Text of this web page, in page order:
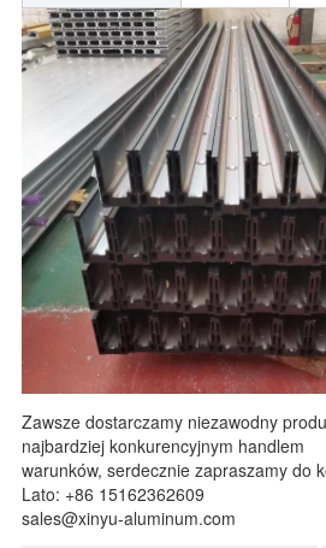
Zawsze dostarczamy niezawodny
najbardziej konkurencyjnym handlem
warunków, serdecznie zapraszamy do
Lato: +86 15162362609
sales@xinyu-aluminum.com